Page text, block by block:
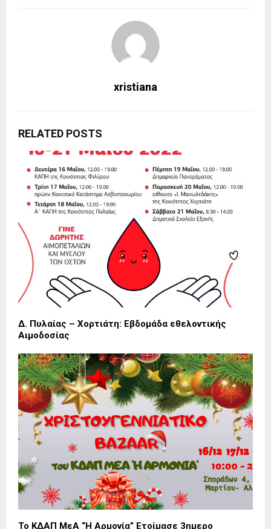
xristiana
RELATED POSTS
Δ. Πυλαίας – Χορτιάτη: Εβδομάδα εθελοντικής
Αιμοδοσίας
Το ΚΔΑΠ ΜεΑ “Η Αρμονία” Ετοίμασε 3ημερο